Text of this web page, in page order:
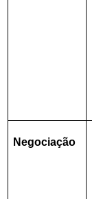
Negociação